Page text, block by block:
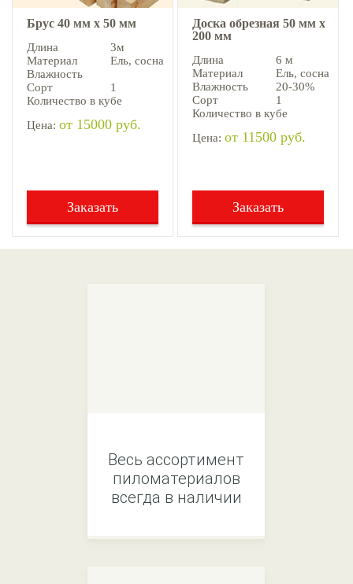
Брус 40 мм х 50 мм
Длина
3м
Материал
Ель, cосна
Влажность
Сорт
1
Количество в кубе
Цена: от 15000 руб.
Заказать
Доска обрезная 50 мм х
200 мм
Длина
6 м
Материал
Ель, cосна
Влажность
20-30%
Сорт
1
Количество в кубе
Цена: от 11500 руб.
Заказать
Весь ассортимент
пиломатериалов
всегда в наличии